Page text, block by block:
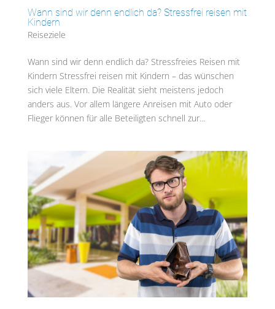
Wann sind wir denn endlich da? Stressfrei reisen mit
Kindern
Reiseziele
Wann sind wir denn endlich da? Stressfreies Reisen mit
Kindern Stressfrei reisen mit Kindern – das wünschen
sich viele Eltern. Die Realität sieht meistens jedoch
anders aus. Vor allem längere Anreisen mit Auto oder
Flieger können für alle Beteiligten schnell zur...